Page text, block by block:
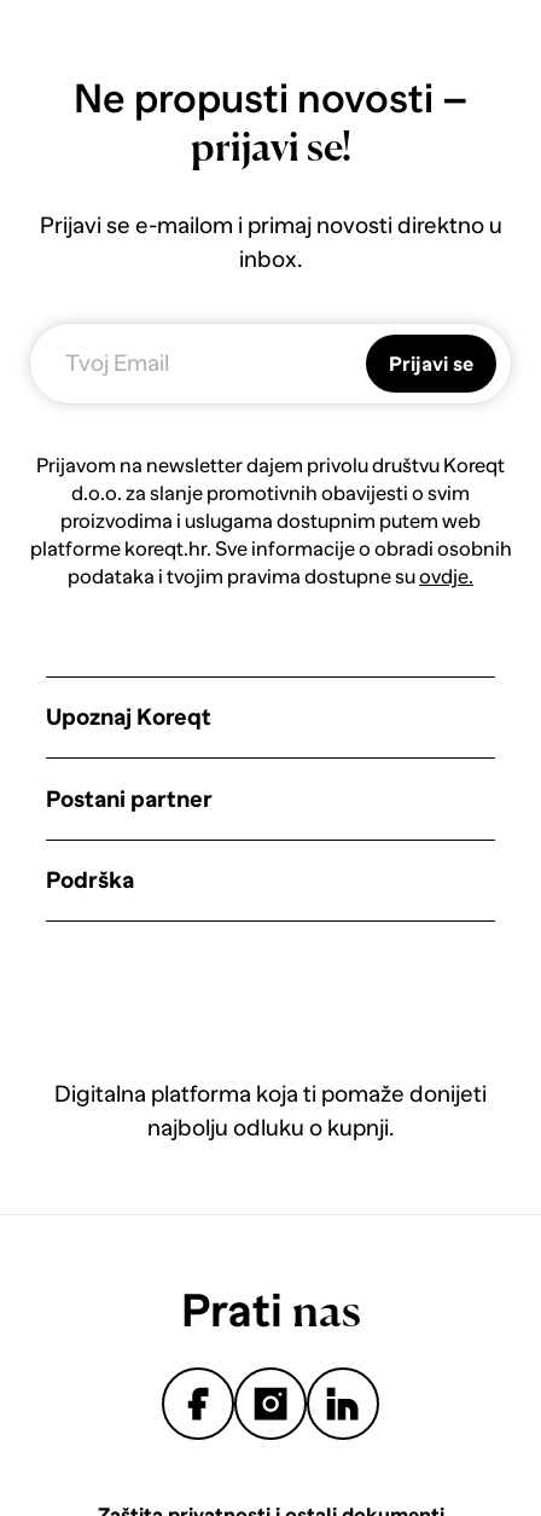
Ne propusti novosti –
prijavi se!
Prijavi se e-mailom i primaj novosti direktno u
inbox.
Prijavi se
Prijavom na newsletter dajem privolu društvu Koreqt
d.o.o. za slanje promotivnih obavijesti o svim
proizvodima i uslugama dostupnim putem web
platforme koreqt.hr. Sve informacije o obradi osobnih
podataka i tvojim pravima dostupne suovdje.
Digitalna platforma koja ti pomaže donijeti
najbolju odluku o kupnji.
Upoznaj Koreqt
Postani partner
Podrška
Prati nas